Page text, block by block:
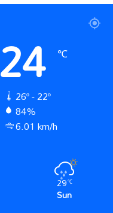
24 ℃
26º - 22º
84%
6.01 km/h
29℃
Sun